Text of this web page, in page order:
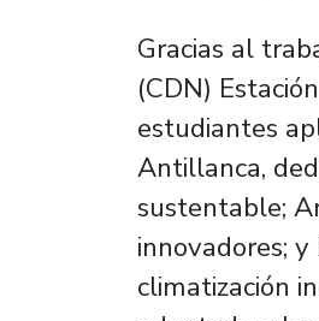
Gracias al
(CDN)
estudiantes
Antillanca,
sustentable;
innovadores;
climatización